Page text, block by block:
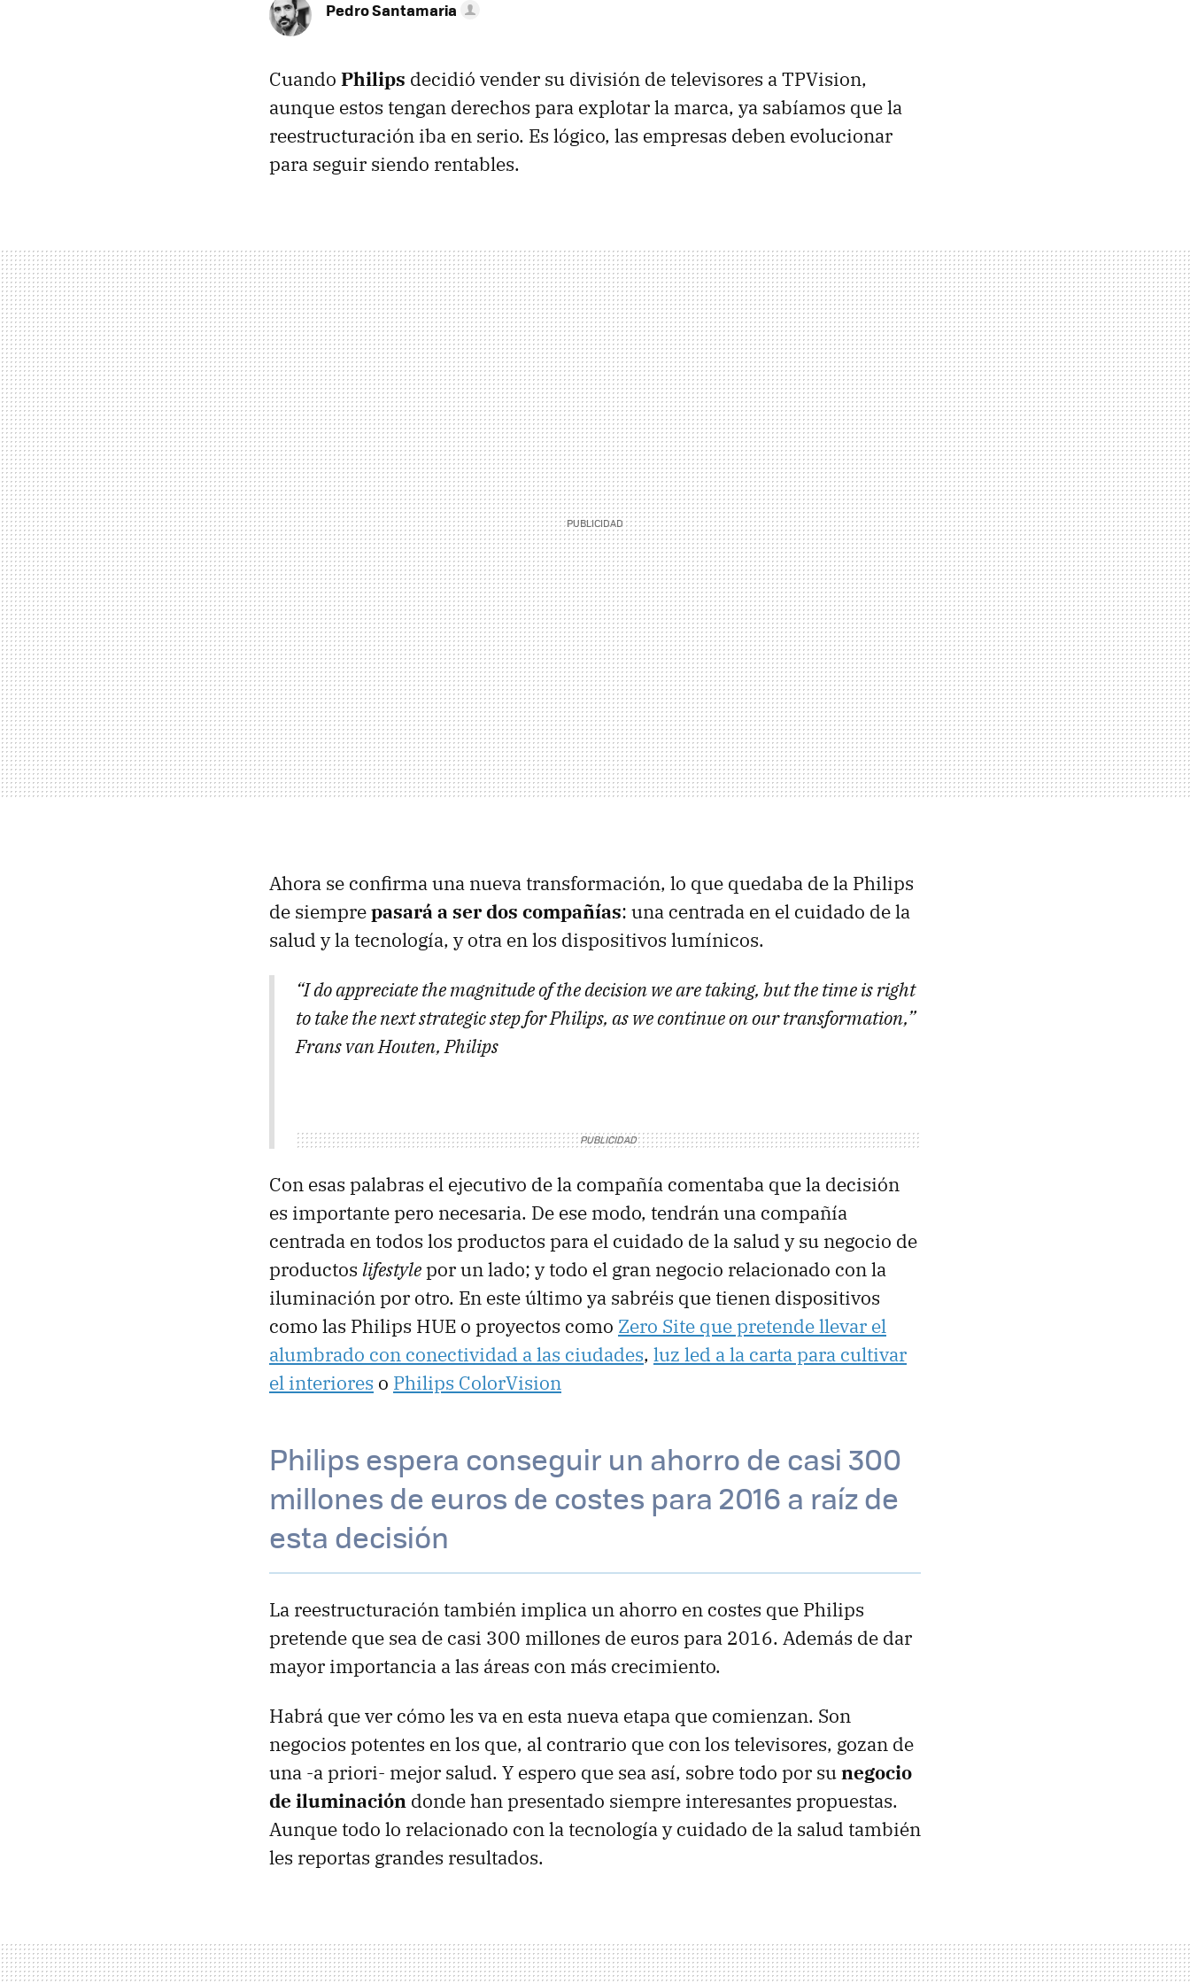
Pedro Santamaria
Cuando Philips decidió vender su división de televisores a TPVision,
aunque estos tengan derechos para explotar la marca, ya sabíamos que la
reestructuración iba en serio. Es lógico, las empresas deben evolucionar
para seguir siendo rentables.
Ahora se confirma una nueva transformación, lo que quedaba de la Philips
de siemprepasará a ser dos compañías: una centrada en el cuidado de la
salud y la tecnología, y otra en los dispositivos lumínicos.
“I do appreciate the magnitude of the decision we are taking, but the time is right
to take the next strategic step for Philips, as we continue on our transformation,”
Frans van Houten, Philips
Con esas palabras el ejecutivo de la compañía comentaba que la decisión
es importante pero necesaria. De ese modo, tendrán una compañía
centrada en todos los productos para el cuidado de la salud y su negocio de
productos lifestylepor un lado; y todo el gran negocio relacionado con la
iluminación por otro. En este último ya sabréis que tienen dispositivos
como las Philips HUE o proyectos como Zero Site que pretende llevar el
alumbrado con conectividad a las ciudades, luz led a la carta para cultivar
el interiores o Philips ColorVision
Philips espera conseguir un ahorro de casi 300
millones de euros de costes para 2016 a raíz de
esta decisión
La reestructuración también implica un ahorro en costes que Philips
pretende que sea de casi 300 millones de euros para 2016. Además de dar
mayor importancia a las áreas con más crecimiento.
Habrá que ver cómo les va en esta nueva etapa que comienzan. Son
negocios potentes en los que, al contrario que con los televisores, gozan de
una -a priori- mejor salud. Y espero que sea así, sobre todo por sunegocio
de iluminación donde han presentado siempre interesantes propuestas.
Aunque todo lo relacionado con la tecnología y cuidado de la salud también
les reportas grandes resultados.